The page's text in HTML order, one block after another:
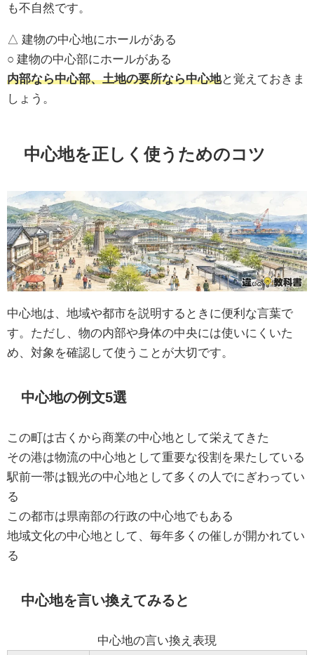
も不自然です。
△ 建物の中心地にホールがある
○ 建物の中心部にホールがある
内部なら中心部、土地の要所なら中心地と覚えておきま
しょう。
中心地を正しく使うためのコツ
中心地は、地域や都市を説明するときに便利な言葉で
す。ただし、物の内部や身体の中央には使いにくいた
め、対象を確認して使うことが大切です。
中心地の例文5選
この町は古くから商業の中心地として栄えてきた
その港は物流の中心地として重要な役割を果たしている
駅前一帯は観光の中心地として多くの人でにぎわってい
る
この都市は県南部の行政の中心地でもある
地域文化の中心地として、毎年多くの催しが開かれてい
る
中心地を言い換えてみると
中心地の言い換え表現